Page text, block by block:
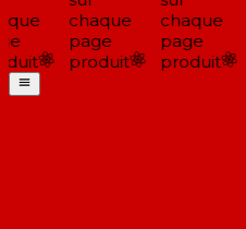
chaque
page
produit
chaque
page
produit